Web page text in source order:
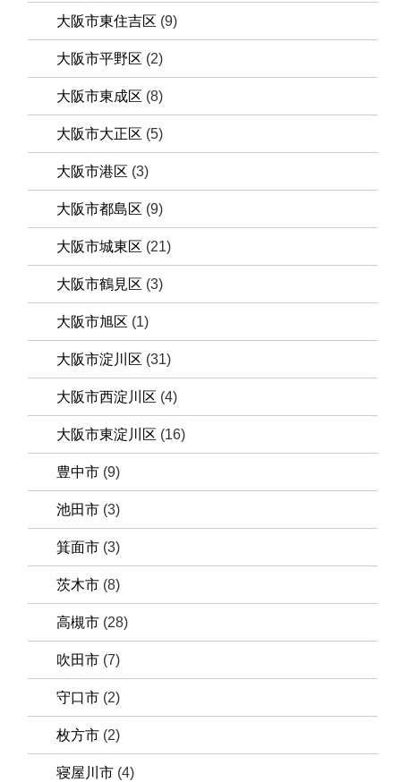
大阪市東住吉区 (9)
大阪市平野区 (2)
大阪市東成区 (8)
大阪市大正区 (5)
大阪市港区 (3)
大阪市都島区 (9)
大阪市城東区 (21)
大阪市鶴見区 (3)
大阪市旭区 (1)
大阪市淀川区 (31)
大阪市西淀川区 (4)
大阪市東淀川区 (16)
豊中市 (9)
池田市 (3)
箕面市 (3)
茨木市 (8)
高槻市 (28)
吹田市 (7)
守口市 (2)
枚方市 (2)
寝屋川市 (4)